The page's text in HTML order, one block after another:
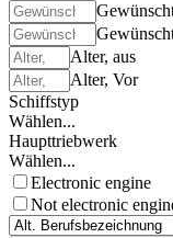
Alter, aus
Alter, Vor
Schiffstyp
Wählen...
Haupttriebwerk
Wählen...
Electronic engine
Not electronic